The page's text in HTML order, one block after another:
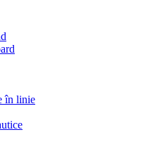
în linie